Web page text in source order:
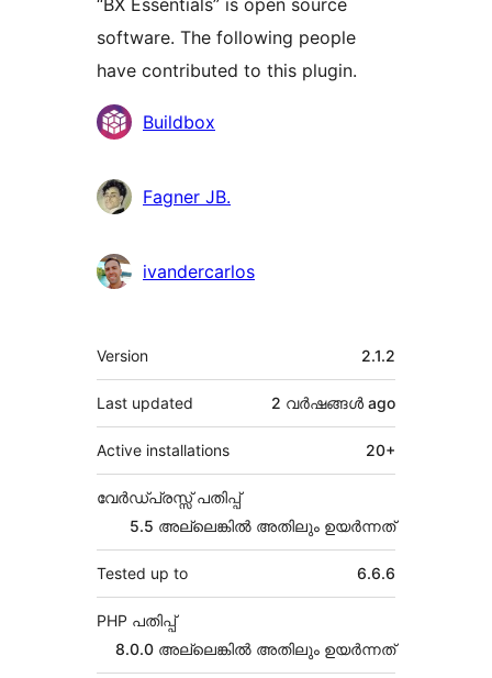
“BX Essentials” is open source
software. The following people
have contributed to this plugin.
Contributors
Buildbox
Fagner JB.
ivandercarlos
Meta
Version 2.1.2
Last updated 2 വര്‍ഷങ്ങള്‍ ago
Active installations 20+
വേർഡ്പ്രസ്സ് പതിപ്പ്
5.5 അല്ലെങ്കില്‍ അതിലും ഉയര്‍ന്നത്
Tested up to 6.6.6
PHP പതിപ്പ്
8.0.0 അല്ലെങ്കില്‍ അതിലും ഉയര്‍ന്നത്